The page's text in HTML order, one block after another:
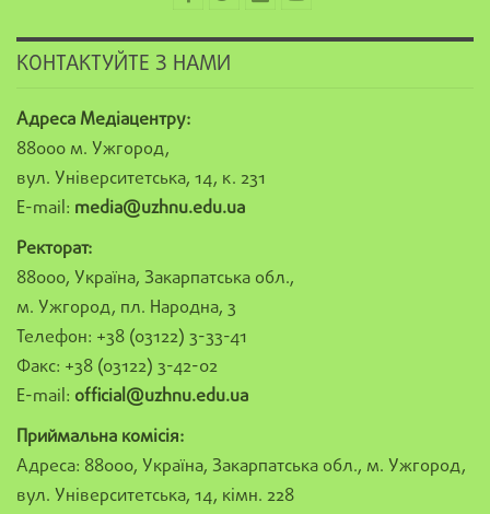
КОНТАКТУЙТЕ З НАМИ
Адреса Медіацентру:
88000 м. Ужгород,
вул. Університетська, 14, к. 231
E-mail: media@uzhnu.edu.ua
Ректорат:
88000, Україна, Закарпатська обл.,
м. Ужгород, пл. Народна, 3
Телефон: +38 (03122) 3-33-41
Факс: +38 (03122) 3-42-02
E-mail: official@uzhnu.edu.ua
Приймальна комісія:
Адреса: 88000, Україна, Закарпатська обл., м. Ужгород,
вул. Університетська, 14, кімн. 228